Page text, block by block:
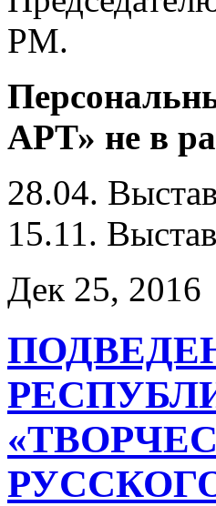
РМ.
АРТ» не в
28.04.
15.11.
Дек 25, 2016